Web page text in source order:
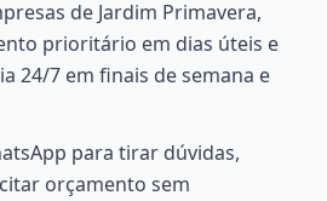
de Jardim Primavera,
prioritário em dias úteis e
24/7 em finais de semana e
para tirar dúvidas,
orçamento sem